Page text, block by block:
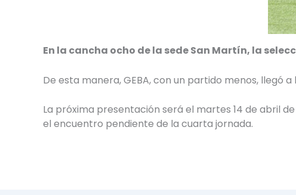
En la cancha ocho de la sede San Martín, la
De esta manera, GEBA, con un partido menos, llegó
La próxima presentación será el martes 14 de abril
el encuentro pendiente de la cuarta jornada.